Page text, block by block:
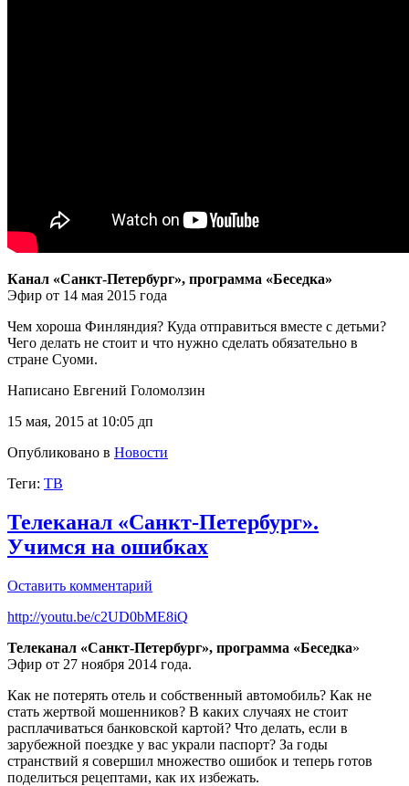
Канал «Санкт-Петербург», программа «Беседка»
Эфир от 14 мая 2015 года
Чем хороша Финляндия? Куда отправиться вместе с детьми?
Чего делать не стоит и что нужно сделать обязательно в
стране Суоми.
Написано Евгений Голомолзин
15 мая, 2015 at 10:05 дп
Опубликовано в Новости
Теги: ТВ
Телеканал «Санкт-Петербург».
Учимся на ошибках
Оставить комментарий
http://youtu.be/c2UD0bME8iQ
Телеканал «Санкт-Петербург», программа «Беседка»
Эфир от 27 ноября 2014 года.
Как не потерять отель и собственный автомобиль? Как не
стать жертвой мошенников? В каких случаях не стоит
расплачиваться банковской картой? Что делать, если в
зарубежной поездке у вас украли паспорт? За годы
странствий я совершил множество ошибок и теперь готов
поделиться рецептами, как их избежать.